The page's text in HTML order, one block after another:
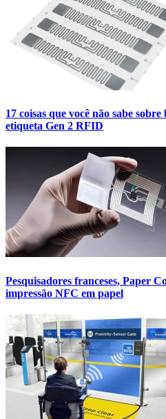
17 coisas que você não sabe
etiqueta Gen 2 RFID
Pesquisadores franceses, Paper
impressão NFC em papel